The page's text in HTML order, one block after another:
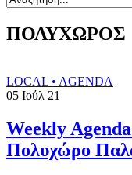
ΠΟΛΥΧΩΡΟΣ
LOCAL • AGENDA
05 Ιούλ 21
Weekly
Πολυχώρο